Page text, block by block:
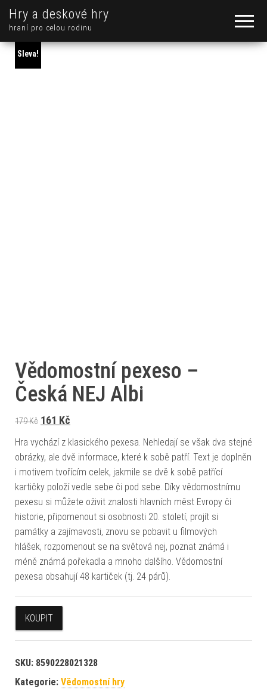
Hry a deskové hry
hraní pro celou rodinu
Sleva!
Vědomostní pexeso –
Česká NEJ Albi
179Kč Původní cena byla: 179 Kč.
161 Kč
Hra vychází z klasického pexesa. Nehledají se však dva stejné
obrázky, ale dvě informace, které k sobě patří. Text je doplněn
i motivem tvořícím celek, jakmile se dvě k sobě patřící
kartičky položí vedle sebe či pod sebe. Díky vědomostnímu
pexesu si můžete oživit znalosti hlavních měst Evropy či
historie, připomenout si osobnosti 20. století, projít si
památky a zajímavosti, znovu se pobavit u filmových
hlášek, rozpomenout se na světová nej, poznat známá i
méně známá pořekadla a mnoho dalšího. Vědomostní
pexesa obsahují 48 kartiček (tj. 24 párů).
KOUPIT
SKU: 8590228021328
Kategorie: Vědomostní hry